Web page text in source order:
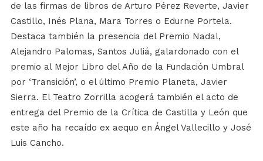
de las firmas de libros de Arturo Pérez Reverte, Javier
Castillo, Inés Plana, Mara Torres o Edurne Portela.
Destaca también la presencia del Premio Nadal,
Alejandro Palomas, Santos Juliá, galardonado con el
premio al Mejor Libro del Año de la Fundación Umbral
por ‘Transición’, o el último Premio Planeta, Javier
Sierra. El Teatro Zorrilla acogerá también el acto de
entrega del Premio de la Crítica de Castilla y León que
este año ha recaído ex aequo en Ángel Vallecillo y José
Luis Cancho.